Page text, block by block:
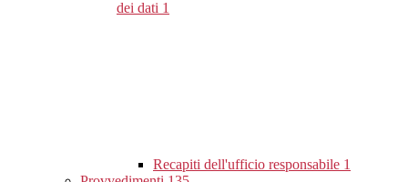
dei dati 1
Recapiti dell'ufficio responsabile 1